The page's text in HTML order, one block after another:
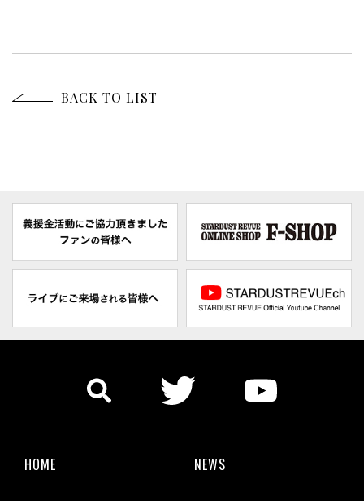
BACK TO LIST
HOME NEWS